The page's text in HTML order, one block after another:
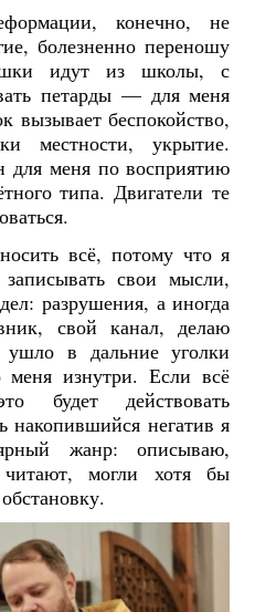
конечно, не
болезненно переношу
идут из школы, с
петарды — для меня
вызывает беспокойство,
местности, укрытие.
для меня по восприятию
типа. Двигатели те
всё, потому что я
свои мысли,
разрушения, а иногда
свой канал, делаю
в дальние уголки
изнутри. Если всё
будет действовать
накопившийся негатив я
жанр: описываю,
могли хотя бы